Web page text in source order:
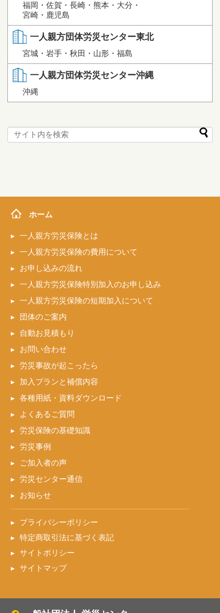
福岡・佐賀・長崎・熊本・大分・
宮崎・鹿児島
一人親方団体労災センター東北
宮城・岩手・秋田・山形・福島
一人親方団体労災センター沖縄
沖縄
ホーム
一人親方労災保険とは
一人親方労災保険の費用について
お申し込みの流れ
一人親方労災保険特別加入のお申し込み
一人親方労災保険の短期加入について
団体のご案内
自動お見積もり
お問い合わせ
労災事故が起こったら
加入プランと補償内容
各種用紙・資料ダウンロード
よくあるご質問
労災保険の基礎知識
労災事例
ご加入者の声
労災センター通信
お知らせ
プライバシーポリシー
特定商取引法に基づく表記
サイトポリシー
サイトマップ